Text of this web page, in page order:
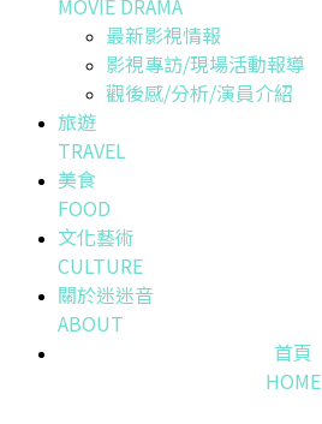
MOVIE DRAMA
最新影視情報
影視專訪/現場活動報導
觀後感/分析/演員介紹
旅遊
TRAVEL
美食
FOOD
文化藝術
CULTURE
關於迷迷音
ABOUT
首頁
HOME